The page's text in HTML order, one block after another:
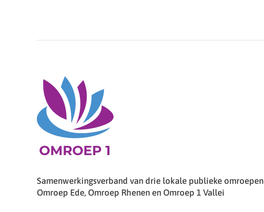
Samenwerkingsverband van drie lokale publieke
Omroep Ede, Omroep Rhenen en Omroep 1 Vallei